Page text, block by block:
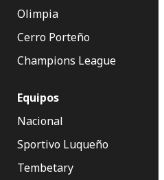
Olimpia
Cerro Porteño
Champions League
Equipos
Nacional
Sportivo Luqueño
Tembetary